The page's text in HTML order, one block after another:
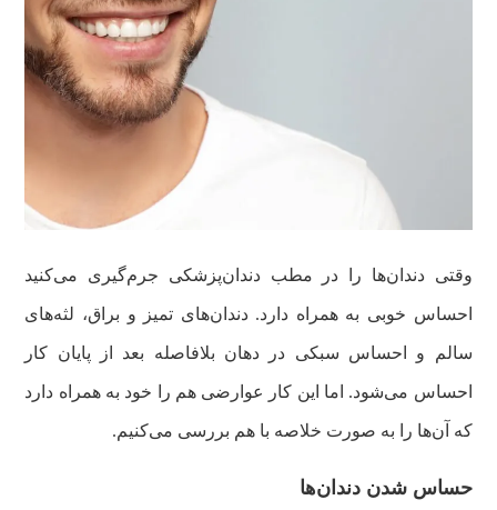
وقتی دندان‌ها را در مطب دندان‌پزشکی جرم‌گیری می‌کنید
احساس خوبی به همراه دارد. دندان‌های تمیز و براق، لثه‌های
سالم و احساس سبکی در دهان بلافاصله بعد از پایان کار
احساس می‌شود. اما این کار عوارضی هم را خود به همراه دارد
که آن‌ها را به صورت خلاصه با هم بررسی می‌کنیم.
حساس شدن دندان‌ها